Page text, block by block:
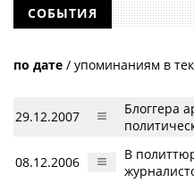
СОБЫТИЯ
по дате / упоминаниям в
29.12.2007
Блоггера
08.12.2006
В